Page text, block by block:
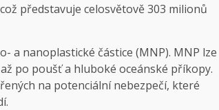
představuje celosvětově 303 milionů
a nanoplastické částice (MNP). MNP lze
po poušť a hluboké oceánské příkopy.
na potenciální nebezpečí, které